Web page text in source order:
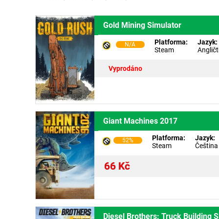
Gold Mining Simulator
N/A
Platforma:
Steam
Jazyk:
Vyprodáno
Giant Machines 2017
52%
Platforma:
Steam
Jazyk:
Čeština
66 Kč
Diesel Brothers: Truck Building